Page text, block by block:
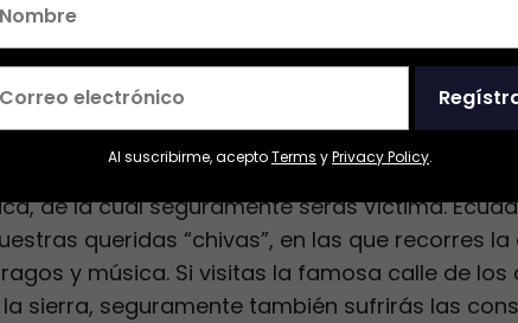
de alguna extraña enfermedad tropical.
de la cual seguramente serás víctima.
queridas “chivas”, en las que recorres
y música. Si visitas la famosa calle de
sierra, seguramente también sufrirás las
Al suscribirme, aceptoTerms yPrivacy Policy.